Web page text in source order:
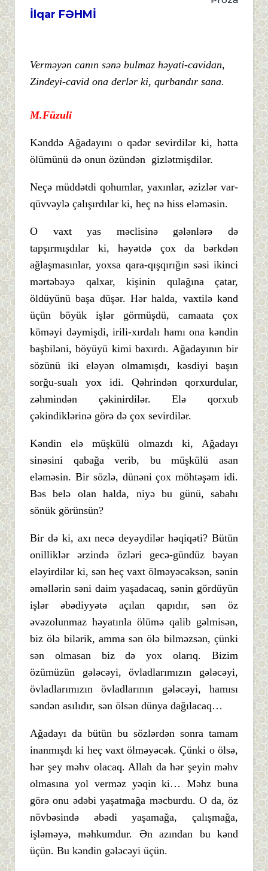
İlqar FƏHMİ
Verməyən canın sənə bulmaz həyati-cavidan,
Zindeyi-cavid ona derlər ki, qurbandır sana.
M.Füzuli
Kənddə Ağadayını o qədər sevirdilər ki, hətta
ölümünü də onun özündən gizlətmişdilər.
Neçə müddətdi qohumlar, yaxınlar, əzizlər var-
qüvvəylə çalışırdılar ki, heç nə hiss eləməsin.
O vaxt yas məclisinə gələnlərə də
tapşırmışdılar ki, həyətdə çox da bərkdən
ağlaşmasınlar, yoxsa qara-qışqırığın səsi ikinci
mərtəbəyə qalxar, kişinin qulağına çatar,
öldüyünü başa düşər. Hər halda, vaxtilə kənd
üçün böyük işlər görmüşdü, camaata çox
köməyi dəymişdi, irili-xırdalı hamı ona kəndin
başbiləni, böyüyü kimi baxırdı. Ağadayının bir
sözünü iki eləyən olmamışdı, kəsdiyi başın
sorğu-sualı yox idi. Qəhrindən qorxurdular,
zəhmindən çəkinirdilər. Elə qorxub
çəkindiklərinə görə də çox sevirdilər.
Kəndin elə müşkülü olmazdı ki, Ağadayı
sinəsini qabağa verib, bu müşkülü asan
eləməsin. Bir sözlə, dünəni çox möhtəşəm idi.
Bəs belə olan halda, niyə bu günü, sabahı
sönük görünsün?
Bir də ki, axı necə deyəydilər həqiqəti? Bütün
onilliklər ərzində özləri gecə-gündüz bəyan
eləyirdilər ki, sən heç vaxt ölməyəcəksən, sənin
əməllərin səni daim yaşadacaq, sənin gördüyün
işlər əbədiyyətə açılan qapıdır, sən öz
əvəzolunmaz həyatınla ölümə qalib gəlmisən,
biz ölə bilərik, amma sən ölə bilməzsən, çünki
sən olmasan biz də yox olarıq. Bizim
özümüzün gələcəyi, övladlarımızın gələcəyi,
övladlarımızın övladlarının gələcəyi, hamısı
səndən asılıdır, sən ölsən dünya dağılacaq…
Ağadayı da bütün bu sözlərdən sonra tamam
inanmışdı ki heç vaxt ölməyəcək. Çünki o ölsə,
hər şey məhv olacaq. Allah da hər şeyin məhv
olmasına yol verməz yəqin ki… Məhz buna
görə onu ədəbi yaşatmağa məcburdu. O da, öz
növbəsində əbədi yaşamağa, çalışmağa,
işləməyə, məhkumdur. Ən azından bu kənd
üçün. Bu kəndin gələcəyi üçün.